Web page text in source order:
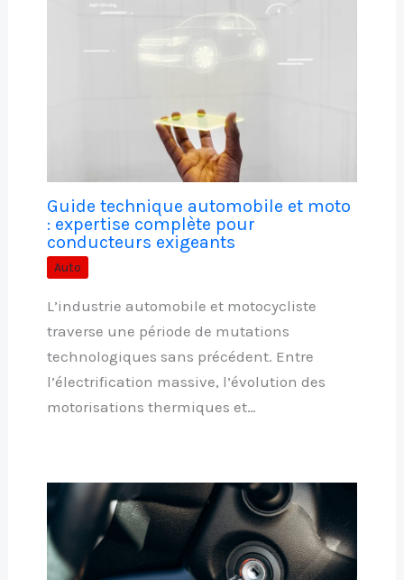
Guide technique automobile et moto
: expertise complète pour
conducteurs exigeants
Auto
L’industrie automobile et motocycliste
traverse une période de mutations
technologiques sans précédent. Entre
l’électrification massive, l’évolution des
motorisations thermiques et…